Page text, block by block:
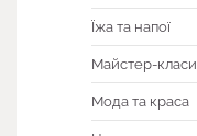
Їжа та напої
Майстер-класи
Мода та краса